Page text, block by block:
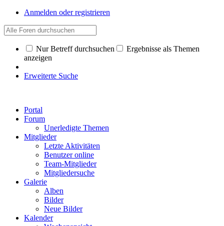
Anmelden oder registrieren
Nur Betreff durchsuchen
Ergebnisse als Themen
anzeigen
Erweiterte Suche
Portal
Forum
Unerledigte Themen
Mitglieder
Letzte Aktivitäten
Benutzer online
Team-Mitglieder
Mitgliedersuche
Galerie
Alben
Bilder
Neue Bilder
Kalender